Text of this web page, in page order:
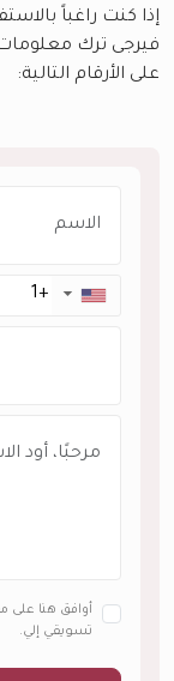
إذا كنت راغباً
فيرجى ترك معلومات
على الأرقام التالية:
▼
أوافق هنا على
تسويقي إلي.